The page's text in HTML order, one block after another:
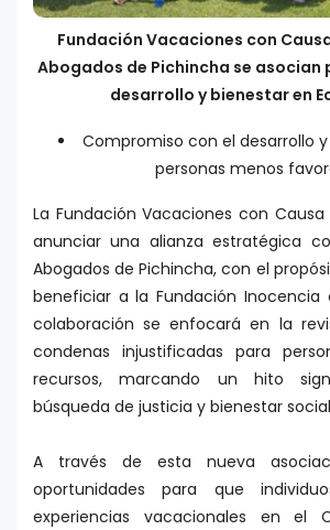
Fundación Vacaciones con
Abogados de Pichincha se asocian
desarrollo y bienestar en
Compromiso con el desarrollo
personas menos
La Fundación Vacaciones con
anunciar una alianza estratégica
Abogados de Pichincha, con el
beneficiar a la Fundación Inocencia
colaboración se enfocará en la
condenas injustificadas para
recursos, marcando un hito
búsqueda de justicia y bienestar
A través de esta nueva
oportunidades para que
experiencias vacacionales en el